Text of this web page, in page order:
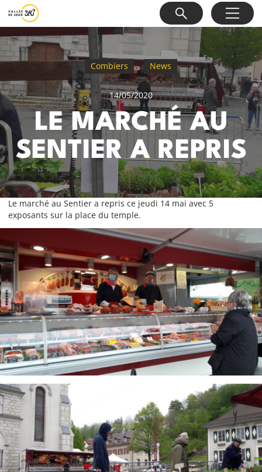
Combiers News
14/05/2020
LE MARCHÉ AU
SENTIER A REPRIS
Le marché au Sentier a repris ce jeudi 14 mai avec 5
exposants sur la place du temple.